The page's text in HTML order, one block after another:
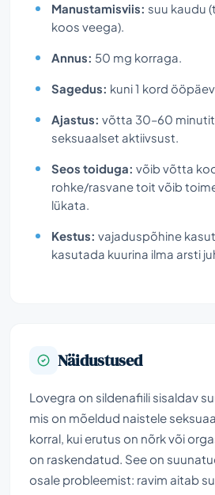
Manustamisviis: suu kaudu
koos veega).
Annus: 50 mg korraga.
Sagedus: kuni 1 kord
Ajastus: võtta 30–60
seksuaalset aktiivsust.
Seos toiduga: võib võtta
rohke/rasvane toit võib
lükata.
Kestus: vajaduspõhine
kasutada kuurina ilma arsti
Näidustused
Lovegra on sildenafiili sisaldav
mis on mõeldud naistele
korral, kui erutus on nõrk või
on raskendatud. See on
osale probleemist: ravim aitab